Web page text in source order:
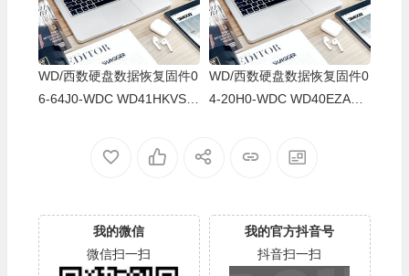
WD/西数硬盘数据恢复固件0
6-64J0-WDC WD41HKVS-7
WD/西数硬盘数据恢复固件0
4-20H0-WDC WD40EZAZ-0
700
我的微信
微信扫一扫
我的官方抖音号
抖音扫一扫